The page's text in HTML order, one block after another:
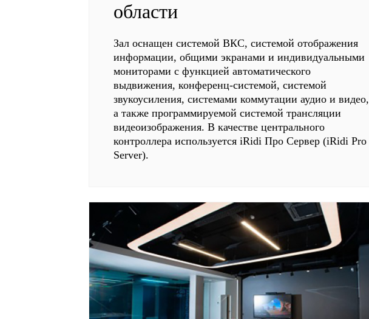
области
Зал оснащен системой ВКС, системой отображения
информации, общими экранами и индивидуальными
мониторами с функцией автоматического
выдвижения, конференц-системой, системой
звукоусиления, системами коммутации аудио и видео,
а также программируемой системой трансляции
видеоизображения. В качестве центрального
контроллера используется iRidi Про Сервер (iRidi Pro
Server).